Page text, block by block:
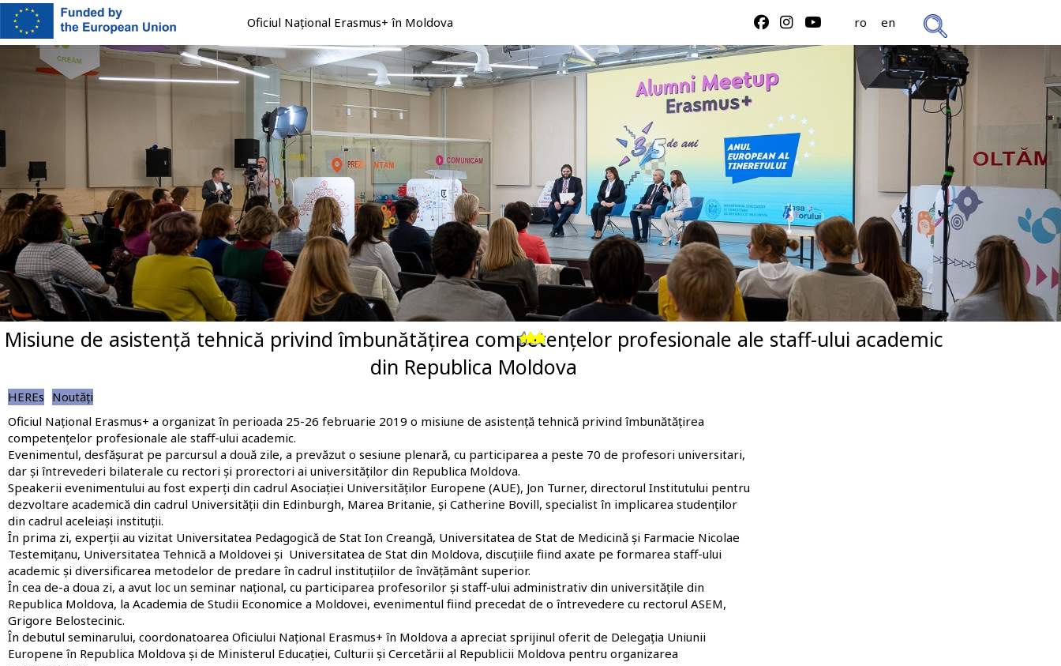
Mergi
conţinutul
principal
Oficiul Național Erasmus+ în Moldova ro en
Previous
Next
Misiune de asistență tehnică privind îmbunătățirea competențelor profesionale ale staff-ului academic
din Republica Moldova
HEREs Noutăți
Oficiul Național Erasmus+ a organizat în perioada 25-26 februarie 2019 o misiune de asistență tehnică privind îmbunătățirea
competențelor profesionale ale staff-ului academic.
Evenimentul, desfășurat pe parcursul a două zile, a prevăzut o sesiune plenară, cu participarea a peste 70 de profesori universitari,
dar și întrevederi bilaterale cu rectori și prorectori ai universităților din Republica Moldova.
Speakerii evenimentului au fost experți din cadrul Asociației Universităților Europene (AUE), Jon Turner, directorul Institutului pentru
dezvoltare academică din cadrul Universității din Edinburgh, Marea Britanie, și Catherine Bovill, specialist în implicarea studenților
din cadrul aceleiași instituții.
În prima zi, experții au vizitat Universitatea Pedagogică de Stat Ion Creangă, Universitatea de Stat de Medicină și Farmacie Nicolae
Testemițanu, Universitatea Tehnică a Moldovei și Universitatea de Stat din Moldova, discuțiile fiind axate pe formarea staff-ului
academic și diversificarea metodelor de predare în cadrul instituțiilor de învățământ superior.
În cea de-a doua zi, a avut loc un seminar național, cu participarea profesorilor și staff-ului administrativ din universitățile din
Republica Moldova, la Academia de Studii Economice a Moldovei, evenimentul fiind precedat de o întrevedere cu rectorul ASEM,
Grigore Belostecinic.
În debutul seminarului, coordonatoarea Oficiului Național Erasmus+ în Moldova a apreciat sprijinul oferit de Delegația Uniunii
Europene în Republica Moldova și de Ministerul Educației, Culturii și Cercetării al Republicii Moldova pentru organizarea